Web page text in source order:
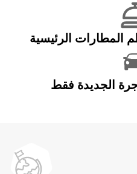
الجديدة فقط